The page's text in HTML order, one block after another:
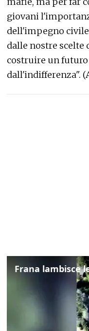
giovani
dell'impegno
dalle nostre scelte
costruire un
dall'indifferenza".